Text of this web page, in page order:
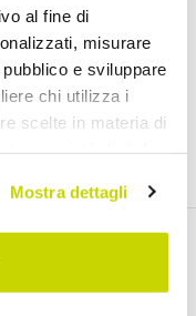
al fine di
misurare
e sviluppare
chi utilizza i
scelte in materia di
in qualsiasi
o facendo clic
Mostra dettagli
Voorwaarden van
(Link)